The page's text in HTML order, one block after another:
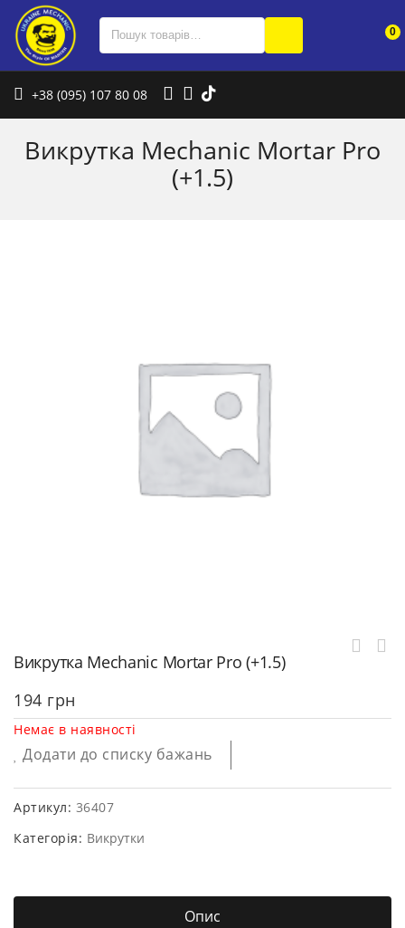
0
+38 (095) 107 80 08
Викрутка Mechanic Mortar Pro
(+1.5)
Викрутка Mechanic Mortar Pro (+1.5)
194 грн
Немає в наявності
Додати до списку бажань
Артикул: 36407
Категорія: Викрутки
Опис